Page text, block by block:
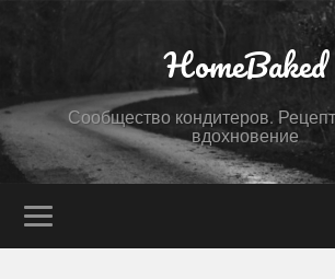
HomeBaked
Сообщество кондитеров.
вдохновение